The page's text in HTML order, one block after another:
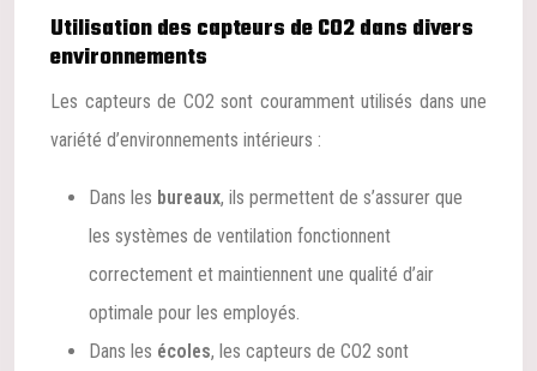
Utilisation des capteurs de CO2 dans divers
environnements
Les capteurs de CO2 sont couramment utilisés dans une
variété d’environnements intérieurs :
Dans les bureaux, ils permettent de s’assurer que
les systèmes de ventilation fonctionnent
correctement et maintiennent une qualité d’air
optimale pour les employés.
Dans les écoles, les capteurs de CO2 sont